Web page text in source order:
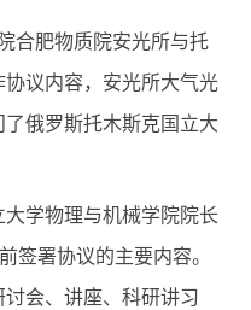
合肥物质院安光所与托
协议内容，安光所大气光
俄罗斯托木斯克国立大
学物理与机械学院院长
签署协议的主要内容。
会、讲座、科研讲习